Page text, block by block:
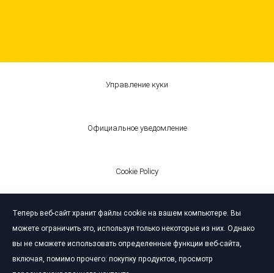
Теперь веб-сайт хранит файлы cookie на вашем компьютере. Вы
можете ограничить это, используя только некоторые из них. Однако
вы не сможете использовать определенные функции веб-сайта,
включая, помимо прочего: покупку продуктов, просмотр
© Bardahl 2026
Управление куки
Официальное уведомление
Cookie Policy